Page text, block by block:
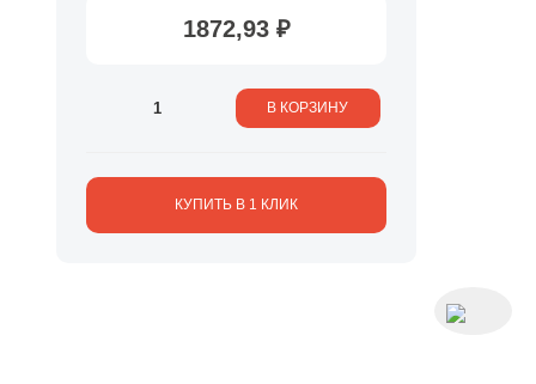
1872,93 ₽
В КОРЗИНУ
КУПИТЬ В 1 КЛИК